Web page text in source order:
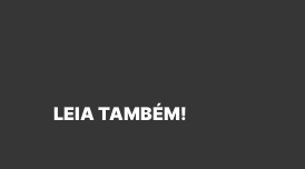
LEIA TAMBÉM!